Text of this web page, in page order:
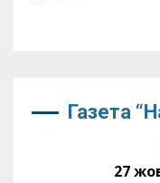
Газета
27